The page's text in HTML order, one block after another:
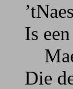
Is
Die